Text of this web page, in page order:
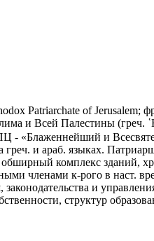
Patriarchate of Jerusalem;
и Всей Палестины (греч.
- «Блаженнейший и
и араб. языках.
комплекс зданий,
членами к-рого в наст.
и
структур